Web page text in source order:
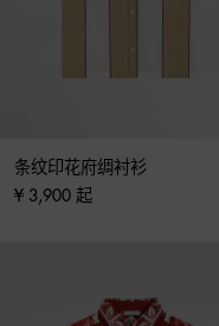
条纹印花府绸衬衫
¥ 3,900 起